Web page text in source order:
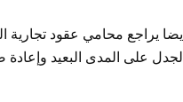
أيضا يراجع محامي عقود تجارية
الجدل على المدى البعيد